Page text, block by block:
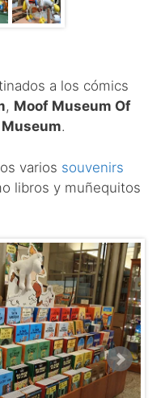
a los cómics
, Moof Museum Of
.
varios souvenirs
libros y muñequitos